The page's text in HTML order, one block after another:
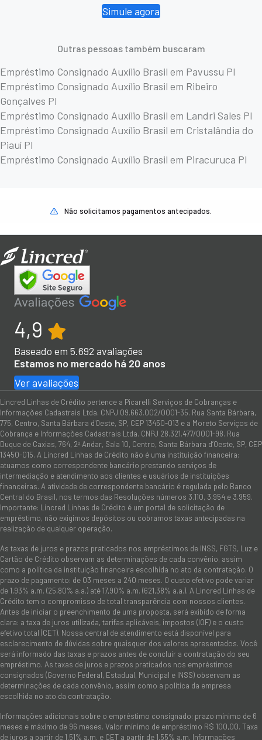
Simule agora
Outras pessoas também buscaram
Empréstimo Consignado Auxílio Brasil em Pavussu PI
Empréstimo Consignado Auxílio Brasil em Ribeiro
Gonçalves PI
Empréstimo Consignado Auxílio Brasil em Landri Sales PI
Empréstimo Consignado Auxílio Brasil em Cristalândia do
Piauí PI
Empréstimo Consignado Auxílio Brasil em Piracuruca PI
Não solicitamos pagamentos antecipados.
4,9
Baseado em 5.692avaliações
Estamos no mercado há 20 anos
Ver avaliações
Lincred Linhas de Crédito pertence a Picarelli Serviços de Cobranças e
Informações Cadastrais Ltda. CNPJ 09.663.002/0001-35. Rua Santa Bárbara,
775, Centro, Santa Bárbara d'Oeste, SP, CEP 13450-013 e a Moreto Serviços de
Cobrança e Informações Cadastrais Ltda. CNPJ 28.321.477/0001-98. Rua
Duque de Caxias, 764, 2º Andar, Sala 10, Centro, Santa Bárbara d’Oeste, SP, CEP
13450-015. A Lincred Linhas de Crédito não é uma instituição financeira:
atuamos como correspondente bancário prestando serviços de
intermediação e atendimento aos clientes e usuários de instituições
financeiras. A atividade de correspondente bancário é regulada pelo Banco
Central do Brasil, nos termos das Resoluções números 3.110, 3.954 e 3.959.
Importante: Lincred Linhas de Crédito é um portal de solicitação de
empréstimo, não exigimos depósitos ou cobramos taxas antecipadas na
realização de qualquer operação.
As taxas de juros e prazos praticados nos empréstimos de INSS, FGTS, Luz e
Cartão de Crédito observam as determinações de cada convênio, assim
como a política da instituição financeira escolhida no ato da contratação. O
prazo de pagamento: de 03 meses a 240 meses. O custo efetivo pode variar
de 1,93% a.m. (25,80% a.a.) até 17,90% a.m. (621,38% a.a.). A Lincred Linhas de
Crédito tem o compromisso de total transparência com nossos clientes.
Antes de iniciar o preenchimento de uma proposta, será exibido de forma
clara: a taxa de juros utilizada, tarifas aplicáveis, impostos (IOF) e o custo
efetivo total (CET). Nossa central de atendimento está disponível para
esclarecimento de dúvidas sobre quaisquer dos valores apresentados. Você
será informado das taxas e prazos antes de concluir a contratação do seu
empréstimo. As taxas de juros e prazos praticados nos empréstimos
consignados (Governo Federal, Estadual, Municipal e INSS) observam as
determinações de cada convênio, assim como a política da empresa
escolhida no ato da contratação.
Informações adicionais sobre o empréstimo consignado: prazo mínimo de 6
meses e máximo de 96 meses. Valor mínimo de empréstimo R$ 100,00. Taxa
de juros a partir de 1,51% a.m. e CET a partir de 1,55% a.m. Informações